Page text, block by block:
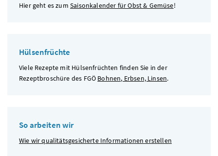
Hier geht es zum Saisonkalender für Obst & Gemüse!
Hülsenfrüchte
Viele Rezepte mit Hülsenfrüchten finden Sie in der
Rezeptbroschüre des FGÖ Bohnen, Erbsen, Linsen.
So arbeiten wir
Wie wir qualitätsgesicherte Informationen erstellen